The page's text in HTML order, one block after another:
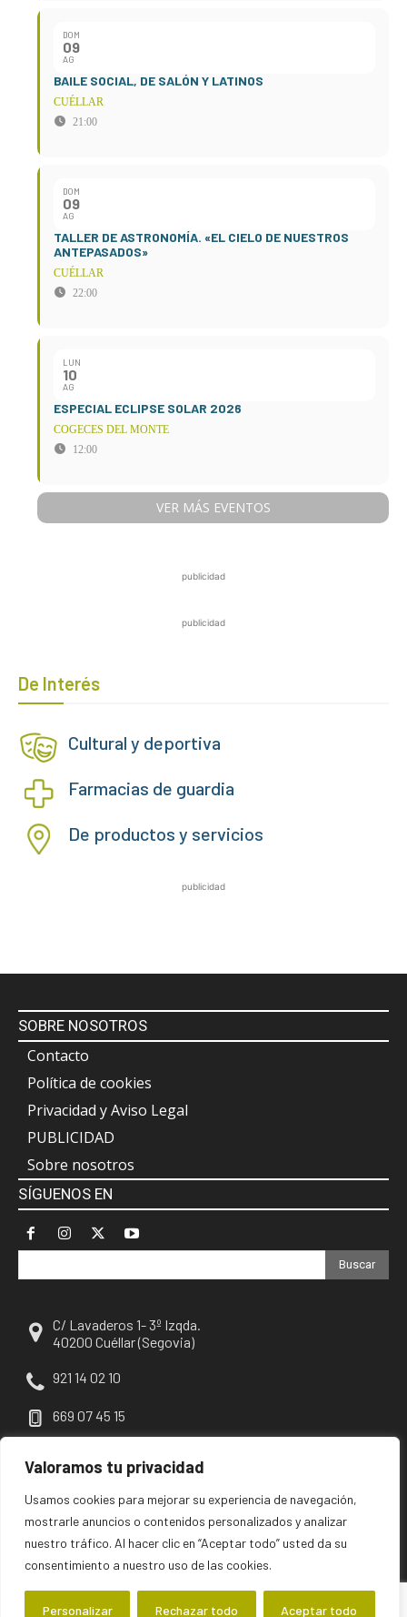
Valoramos tu privacidad
Usamos cookies para mejorar su experiencia de navegación,
mostrarle anuncios o contenidos personalizados y analizar
nuestro tráfico. Al hacer clic en “Aceptar todo” usted da su
consentimiento a nuestro uso de las cookies.
Personalizar Rechazar todo Aceptar todo
DOM
09
AG
BAILE SOCIAL, DE SALÓN Y LATINOS
CUÉLLAR
21:00
DOM
09
AG
TALLER DE ASTRONOMÍA. «EL CIELO DE NUESTROS
ANTEPASADOS»
CUÉLLAR
22:00
LUN
10
AG
ESPECIAL ECLIPSE SOLAR 2026
COGECES DEL MONTE
12:00
VER MÁS EVENTOS
publicidad
publicidad
De Interés
Cultural y deportiva
Farmacias de guardia
De productos y servicios
publicidad
SOBRE NOSOTROS
Contacto
Política de cookies
Privacidad y Aviso Legal
PUBLICIDAD
Sobre nosotros
SÍGUENOS EN
Buscar
C/ Lavaderos 1- 3º Izqda.
40200 Cuéllar (Segovia)
921 14 02 10
669 07 45 15